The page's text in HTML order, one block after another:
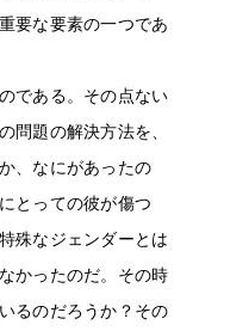
要な要素の一つであ
である。その点ない
問題の解決方法を、
、なにがあったの
とっての彼が傷つ
殊なジェンダーとは
かったのだ。その時
るのだろうか？その